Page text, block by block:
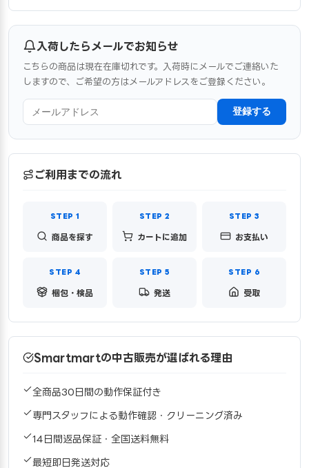
入荷したらメールでお知らせ
こちらの商品は現在在庫切れです。入荷時にメールでご連絡いた
しますので、ご希望の方はメールアドレスをご登録ください。
登録する
ご利用までの流れ
商品を探す カートに追加 お支払い
梱包・検品 発送 受取
Smartmartの中古販売が選ばれる理由
全商品30日間の動作保証付き
専門スタッフによる動作確認・クリーニング済み
14日間返品保証・全国送料無料
最短即日発送対応